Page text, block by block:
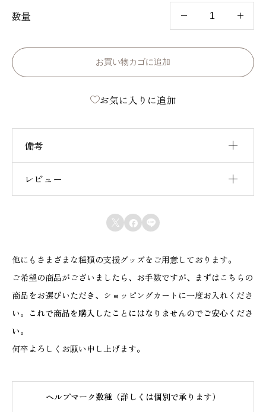
数量
シ
ク
ア
ブ
ル
椅
子
お買い物カゴに追加
お気に入りに追加
備考
サイズ
レビュー
レビュー投稿には、会員登録が必要です。
会員登録する
  
他にもさまざまな種類の支援グッズをご用意しております。
ご希望の商品がございましたら、お手数ですが、まずはこちらの
商品をお選びいただき、ショッピングカートに一度お入れくださ
い。 これで商品を購入したことにはなりませんのでご安心くださ
い。
何卒よろしくお願い申し上げます。
ヘルプマーク数種（詳しくは個別で承ります）